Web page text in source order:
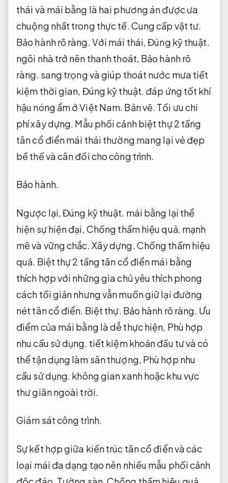
thái và mái bằng là hai phương án được ưa
chuộng nhất trong thực tế.Cung cấp vật tư.
Bảo hành rõ ràng.Với mái thái,Đúng kỹ thuật.
ngôi nhà trở nên thanh thoát, Bảo hành rõ
ràng. sang trọng và giúp thoát nước mưa tiết
kiệm thời gian, Đúng kỹ thuật. đáp ứng tốt khí
hậu nóng ẩm ở Việt Nam. Bản vẽ. Tối ưu chi
phí xây dựng. Mẫu phối cảnh biệt thự 2 tầng
tân cổ điển mái thái thường mang lại vẻ đẹp
bề thế và cân đối cho công trình.
Bảo hành.
Ngược lại,Đúng kỹ thuật. mái bằng lại thể
hiện sự hiện đại,Chống thấm hiệu quả. mạnh
mẽ và vững chắc.Xây dựng.Chống thấm hiệu
quả. Biệt thự 2 tầng tân cổ điển mái bằng
thích hợp với những gia chủ yêu thích phong
cách tối giản nhưng vẫn muốn giữ lại đường
nét tân cổ điển. Biệt thự. Bảo hành rõ ràng. Ưu
điểm của mái bằng là dễ thực hiện, Phù hợp
nhu cầu sử dụng. tiết kiệm khoản đầu tư và có
thể tận dụng làm sân thượng, Phù hợp nhu
cầu sử dụng. không gian xanh hoặc khu vực
thư giãn ngoài trời.
Giám sát công trình.
Sự kết hợp giữa kiến trúc tân cổ điển và các
loại mái đa dạng tạo nên nhiều mẫu phối cảnh